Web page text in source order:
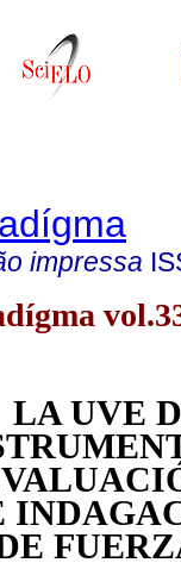
impressa
LA UVE